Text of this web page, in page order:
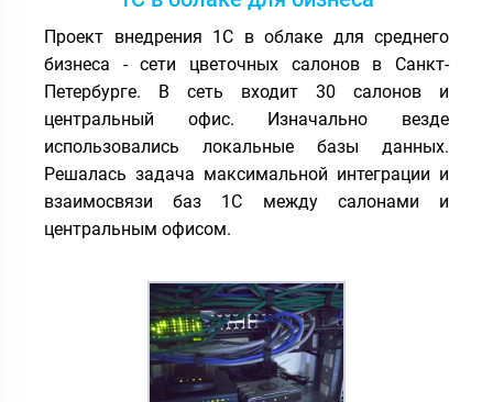
Проект внедрения 1С в облаке для среднего
бизнеса - сети цветочных салонов в Санкт-
Петербурге. В сеть входит 30 салонов и
центральный офис. Изначально везде
использовались локальные базы данных.
Решалась задача максимальной интеграции и
взаимосвязи баз 1С между салонами и
центральным офисом.